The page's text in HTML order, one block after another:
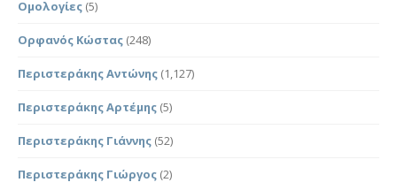
Ομολογίες (5)
Ορφανός Κώστας (248)
Περιστεράκης Αντώνης (1,127)
Περιστεράκης Αρτέμης (5)
Περιστεράκης Γιάννης (52)
Περιστεράκης Γιώργος (2)